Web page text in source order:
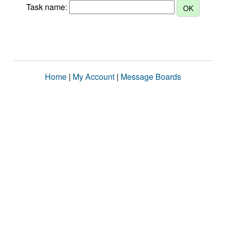
Task name:
Home | My Account | Message Boards